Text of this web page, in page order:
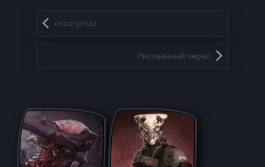
Запись навигация
oscargzhzz
Рисованный череп